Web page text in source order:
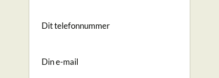
Dit telefonnummer
Din e-mail